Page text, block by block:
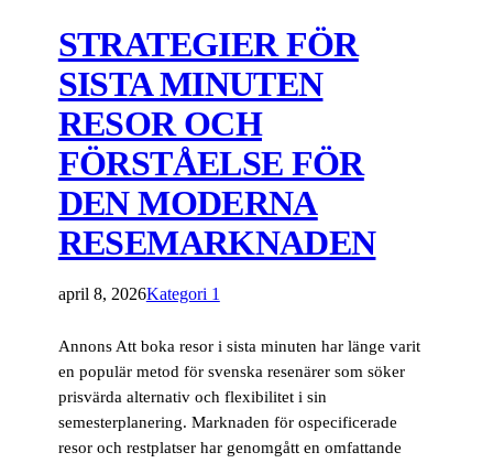
STRATEGIER FÖR
SISTA MINUTEN
RESOR OCH
FÖRSTÅELSE FÖR
DEN MODERNA
RESEMARKNADEN
april 8, 2026Kategori 1
Annons Att boka resor i sista minuten har länge varit
en populär metod för svenska resenärer som söker
prisvärda alternativ och flexibilitet i sin
semesterplanering. Marknaden för ospecificerade
resor och restplatser har genomgått en omfattande